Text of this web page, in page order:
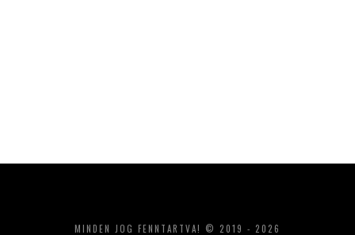
MINDEN JOG FENNTARTVA! © 2019 - 2026